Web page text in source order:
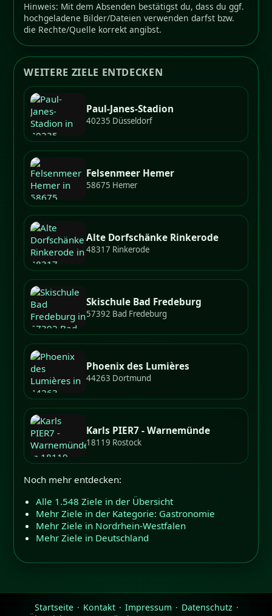
Hinweis: Mit dem Absenden bestätigst du, dass du ggf.
hochgeladene Bilder/Dateien verwenden darfst bzw.
die Rechte/Quelle korrekt angibst.
WEITERE ZIELE ENTDECKEN
Paul-Janes-Stadion
40235 Düsseldorf
Felsenmeer Hemer
58675 Hemer
Alte Dorfschänke Rinkerode
48317 Rinkerode
Skischule Bad Fredeburg
57392 Bad Fredeburg
Phoenix des Lumières
44263 Dortmund
Karls PIER7 - Warnemünde
18119 Rostock
Noch mehr entdecken:
Alle 1.548 Ziele in der Übersicht
Mehr Ziele in der Kategorie: Gastronomie
Mehr Ziele in Nordrhein-Westfalen
Mehr Ziele in Deutschland
Startseite · Kontakt · Impressum · Datenschutz ·